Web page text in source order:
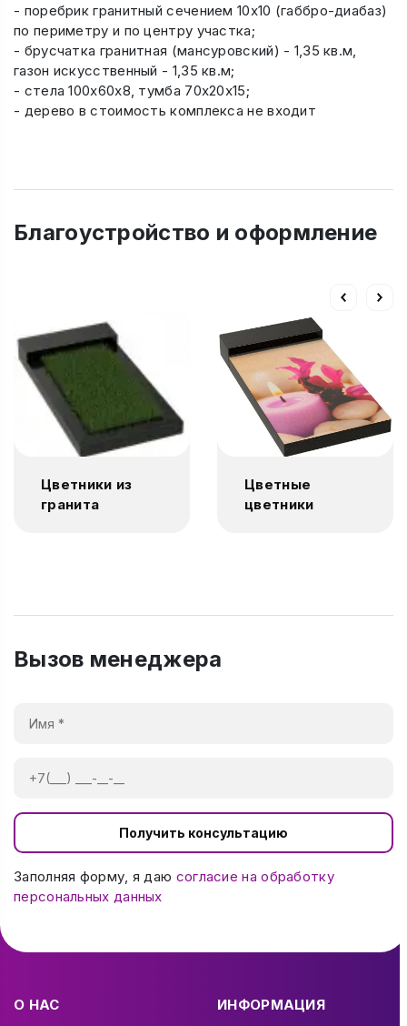
- поребрик гранитный сечением 10х10 (габбро-диабаз)
по периметру и по центру участка;
- брусчатка гранитная (мансуровский) - 1,35 кв.м,
газон искусственный - 1,35 кв.м;
- стела 100х60х8, тумба 70х20х15;
- дерево в стоимость комплекса не входит
Благоустройство и оформление
Цветники из
гранита
Цветные
цветники
Вызов менеджера
Получить консультацию
Заполняя форму, я даю согласие на обработку
персональных данных
О НАС ИНФОРМАЦИЯ